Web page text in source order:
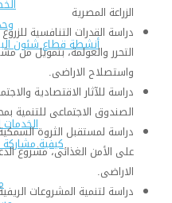
أنشطة قطاع شئون
الخدمات
كيفية
الزراعة المصرية
دراسة القدرات التنافسية
التحرر والعولمة، بتمويل من
واستصلاح الاراضى.
دراسة للآثار الاقتصادية
الصندوق الاجتماعى للتنمية
دراسة لمستقبل الثروة
على الأمن الغذائى، مشروع
الاراضى.
دراسة لتنمية المشروعات